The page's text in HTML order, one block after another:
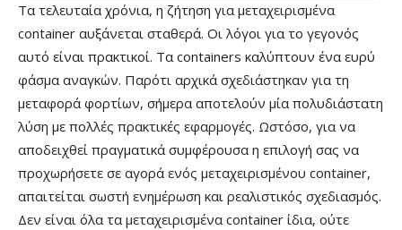
Τα τελευταία χρόνια, η ζήτηση για μεταχειρισμένα
container αυξάνεται σταθερά. Οι λόγοι για το γεγονός
αυτό είναι πρακτικοί. Τα containers καλύπτουν ένα ευρύ
φάσμα αναγκών. Παρότι αρχικά σχεδιάστηκαν για τη
μεταφορά φορτίων, σήμερα αποτελούν μία πολυδιάστατη
λύση με πολλές πρακτικές εφαρμογές. Ωστόσο, για να
αποδειχθεί πραγματικά συμφέρουσα η επιλογή σας να
προχωρήσετε σε αγορά ενός μεταχειρισμένου container,
απαιτείται σωστή ενημέρωση και ρεαλιστικός σχεδιασμός.
Δεν είναι όλα τα μεταχειρισμένα container ίδια, ούτε